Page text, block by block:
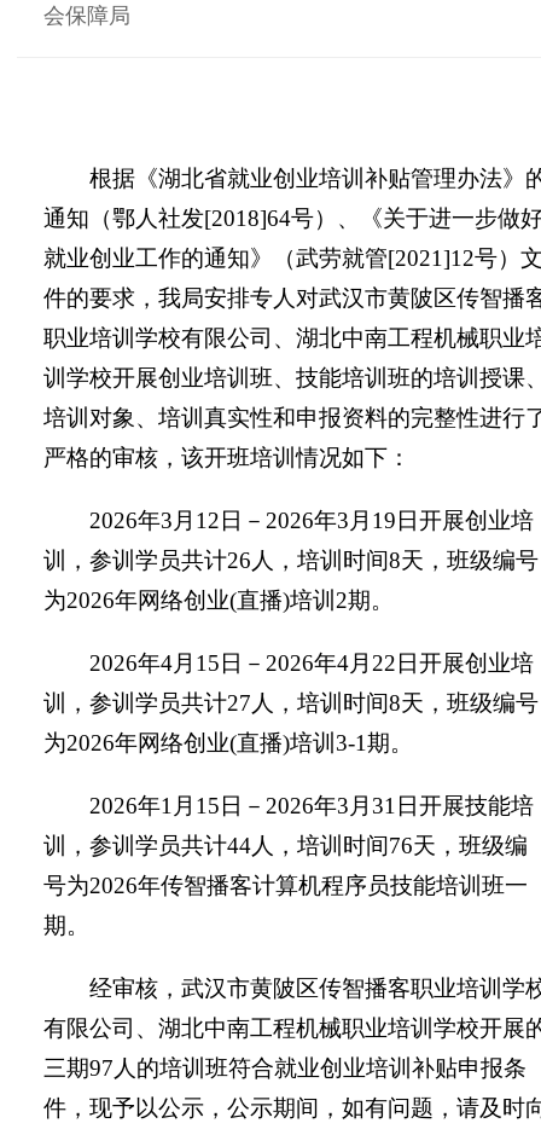
会保障局
根据《湖北省就业创业培训补贴管理办法》
通知（鄂人社发[2018]64号）、《关于进一步做
就业创业工作的通知》（武劳就管[2021]12号）
件的要求，我局安排专人对武汉市黄陂区传智播
职业培训学校有限公司、湖北中南工程机械职业
训学校开展创业培训班、技能培训班的培训授课
培训对象、培训真实性和申报资料的完整性进行
严格的审核，该开班培训情况如下：
2026年3月12日－2026年3月19日开展创业培
训，参训学员共计26人，培训时间8天，班级编号
为2026年网络创业(直播)培训2期。
2026年4月15日－2026年4月22日开展创业培
训，参训学员共计27人，培训时间8天，班级编号
为2026年网络创业(直播)培训3-1期。
2026年1月15日－2026年3月31日开展技能培
训，参训学员共计44人，培训时间76天，班级编
号为2026年传智播客计算机程序员技能培训班一
期。
经审核，武汉市黄陂区传智播客职业培训学
有限公司、湖北中南工程机械职业培训学校开展
三期97人的培训班符合就业创业培训补贴申报条
件，现予以公示，公示期间，如有问题，请及时